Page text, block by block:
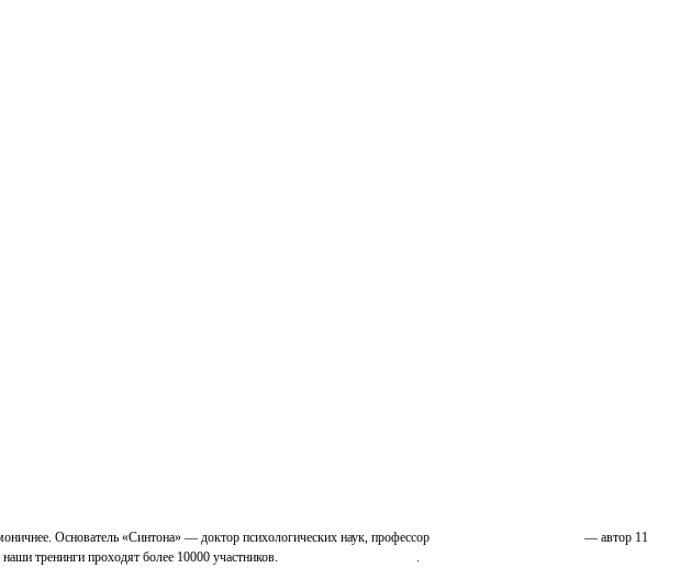
Основатель «Синтона» — доктор психологических наук, профессор
— автор 11
тренинги проходят более 10000 участников.
.